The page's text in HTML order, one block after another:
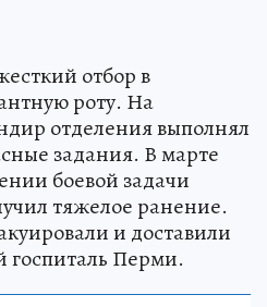
отбор в
роту. На
отделения выполнял
задания. В марте
боевой задачи
тяжелое ранение.
и доставили
госпиталь Перми.